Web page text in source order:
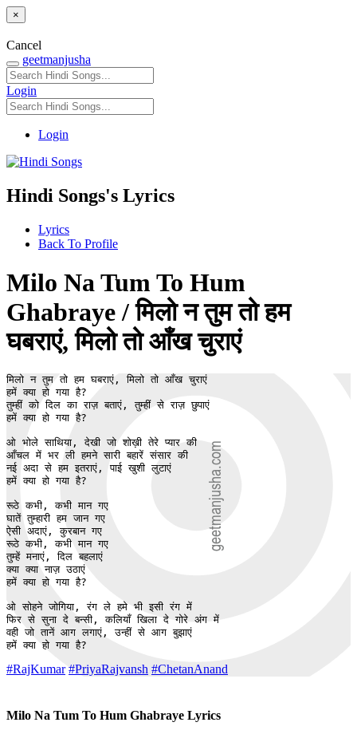
×
Cancel
geetmanjusha
Login
Login
Hindi Songs's Lyrics
Lyrics
Back To Profile
Milo Na Tum To Hum
Ghabraye / मिलो न तुम तो हम
घबराएं, मिलो तो आँख चुराएं
मिलो न तुम तो हम घबराएं, मिलो तो आँख चुराएं
हमें क्या हो गया है?
तुम्हीं को दिल का राज़ बताएं, तुम्हीं से राज़ छुपाएं
हमें क्या हो गया है?
ओ भोले साथिया, देखी जो शोख़ी तेरे प्यार की
आँचल में भर ली हमने सारी बहारें संसार की
नई अदा से हम इतराएं, पाई खुशी लुटाएं
हमें क्या हो गया है?
रूठे कभी, कभी मान गए
घातें तुम्हारी हम जान गए
ऐसी अदाएं, कुरबान गए
रूठे कभी, कभी मान गए
तुम्हें मनाएं, दिल बहलाएं
क्या क्या नाज़ उठाएं
हमें क्या हो गया है?
ओ सोहने जोगिया, रंग ले हमे भी इसी रंग में
फिर से सुना दे बन्सी, कलियाँ खिला दे गोरे अंग में
वही जो तानें आग लगाएं, उन्हीं से आग बुझाएं
हमें क्या हो गया है?
#RajKumar #PriyaRajvansh #ChetanAnand
Milo Na Tum To Hum Ghabraye Lyrics